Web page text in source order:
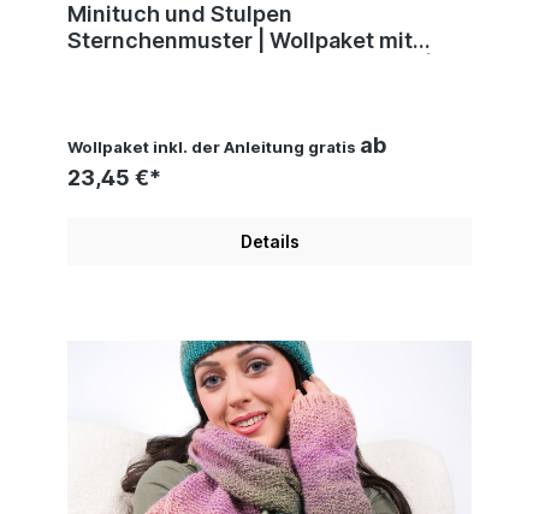
Minituch und Stulpen
Sternchenmuster | Wollpaket mit
Wollpaket inkl. der Anleitung gratis ab
23,45 €*
Details